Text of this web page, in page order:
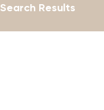
Search Results